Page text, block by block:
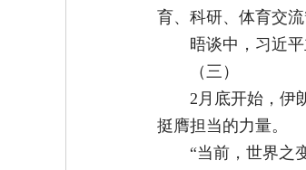
育、科研、体育交
晤谈中，习近
（三）
2月底开始，伊
挺膺担当的力量。
“当前，世界之